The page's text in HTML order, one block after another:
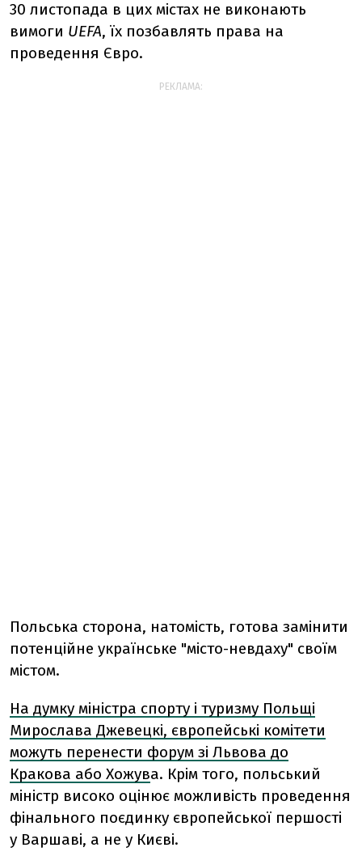
30 листопада в цих містах не виконають
вимоги UEFA, їх позбавлять права на
проведення Євро.
РЕКЛАМА:
Польська сторона, натомість, готова замінити
потенційне українське "місто-невдаху" своїм
містом.
На думку міністра спорту і туризму Польщі
Мирослава Джевецкі, європейські комітети
можуть перенести форум зі Львова до
Кракова або Хожува. Крім того, польський
міністр високо оцінює можливість проведення
фінального поєдинку європейської першості
у Варшаві, а не у Києві.